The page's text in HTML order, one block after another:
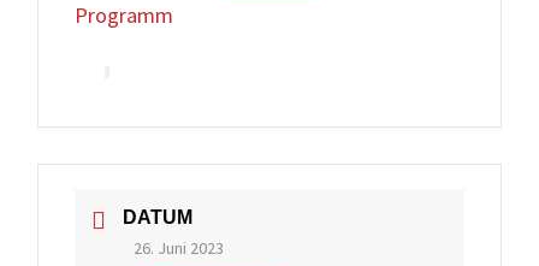
Programm
DATUM
26. Juni 2023